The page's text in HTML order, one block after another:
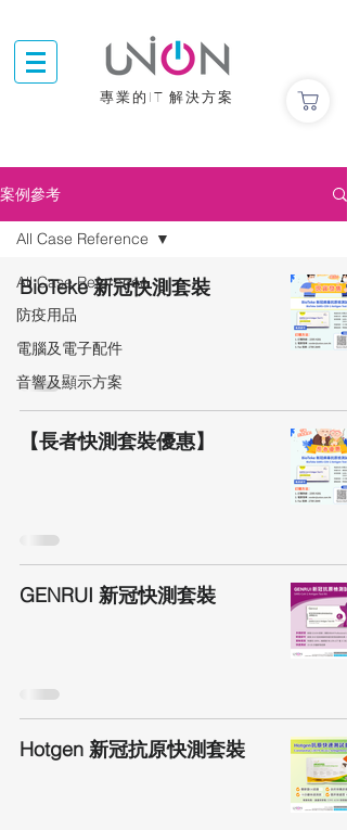
專業的IT 解決方案
案例參考
All Case Reference
防疫用品
電腦及電子配件
音響及顯示方案
All Case Reference
BioTeke 新冠快測套裝
【長者快測套裝優惠】
GENRUI 新冠快測套裝
Hotgen 新冠抗原快測套裝